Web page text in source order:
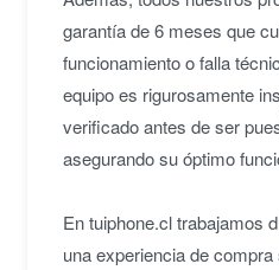
garantía de 6 meses que
funcionamiento o falla
equipo es rigurosamente
verificado antes de ser
asegurando su óptimo
En tuiphone.cl trabajamos
una experiencia de